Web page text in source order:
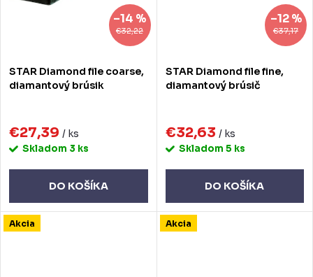
€32,22
–14 %
STAR Diamond file coarse,
diamantový brúsik
€27,39 / ks
Skladom 3 ks
DO KOŠÍKA
€37,17
–12 %
STAR Diamond file fine,
diamantový brúsič
€32,63 / ks
Skladom 5 ks
DO KOŠÍKA
Akcia Akcia